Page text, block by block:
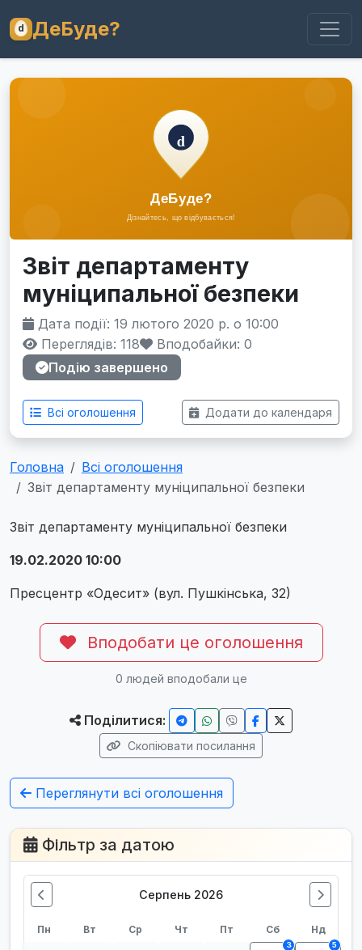
ДеБуде?
Звіт департаменту
муніципальної безпеки
Дата події: 19 лютого 2020 р. о 10:00
Переглядів: 118
Вподобайки: 0
Подію завершено
Всі оголошення Додати до календаря
Головна
Всі оголошення
Звіт департаменту муніципальної безпеки
Звіт департаменту муніципальної безпеки
19.02.2020 10:00
Пресцентр «Одесит» (вул. Пушкінська, 32)
Вподобати це оголошення
0 людей вподобали це
Поділитися:
Скопіювати посилання
Переглянути всі оголошення
Фільтр за датою
Серпень 2026
Пн Вт Ср Чт Пт Сб Нд
3 5